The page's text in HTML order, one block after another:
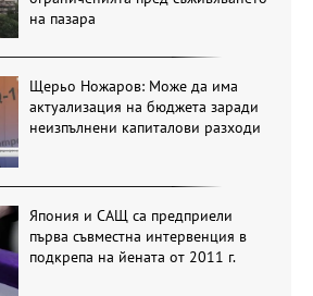
на пазара
Щерьо Ножаров: Може да има
актуализация на бюджета заради
неизпълнени капиталови разходи
Япония и САЩ са предприели
първа съвместна интервенция в
подкрепа на йената от 2011 г.